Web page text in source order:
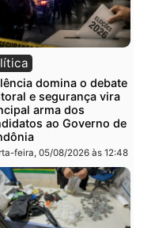
Polícia
Polícia Civil prende dois
homens por tortura,
tráfico e posse de arma
Itapuã
quinta-feira, 06/08/2026 às